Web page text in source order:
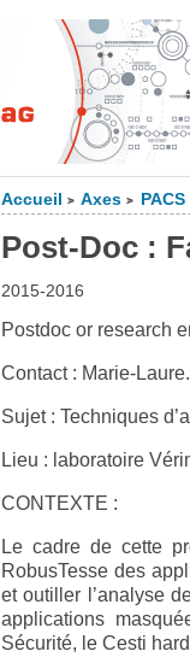
Accueil > Axes > PACS
Post-Doc :
2015-2016
Postdoc or research
Contact : Marie-
Sujet : Techniques
Lieu : laboratoire
CONTEXTE :
Le cadre de cette
RobusTesse des
et outiller l’analyse
applications
Sécurité, le Cesti